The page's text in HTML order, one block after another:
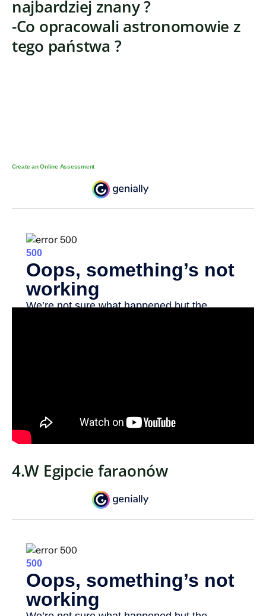
najbardziej znany ?
-Co opracowali astronomowie z
tego państwa ?
Create an Online Assessment
4.W Egipcie faraonów